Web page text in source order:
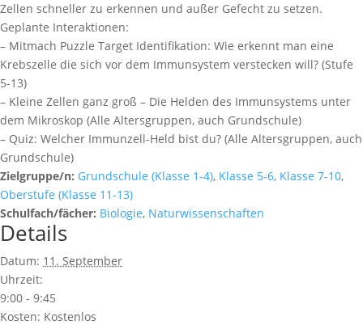
Zellen schneller zu erkennen und außer Gefecht zu setzen.
Geplante Interaktionen:
– Mitmach Puzzle Target Identifikation: Wie erkennt man eine
Krebszelle die sich vor dem Immunsystem verstecken will? (Stufe
5-13)
– Kleine Zellen ganz groß – Die Helden des Immunsystems unter
dem Mikroskop (Alle Altersgruppen, auch Grundschule)
– Quiz: Welcher Immunzell-Held bist du? (Alle Altersgruppen, auch
Grundschule)
Zielgruppe/n: Grundschule (Klasse 1-4), Klasse 5-6, Klasse 7-10,
Oberstufe (Klasse 11-13)
Schulfach/fächer: Biologie, Naturwissenschaften
Details
Datum: 11. September
Uhrzeit:
9:00 - 9:45
Kosten: Kostenlos